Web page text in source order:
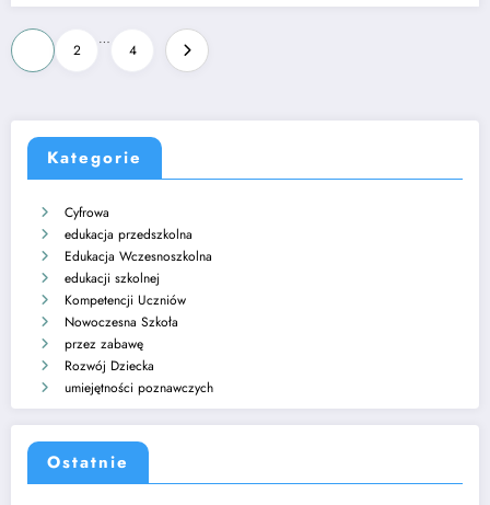
Stronicowanie
wpisów
2
…
4
Kategorie
Cyfrowa
edukacja przedszkolna
Edukacja Wczesnoszkolna
edukacji szkolnej
Kompetencji Uczniów
Nowoczesna Szkoła
przez zabawę
Rozwój Dziecka
umiejętności poznawczych
Ostatnie